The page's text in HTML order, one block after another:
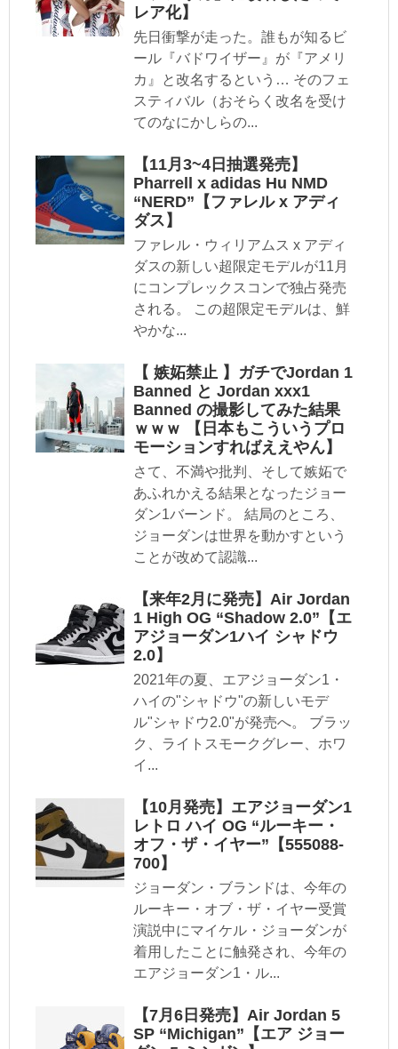
レア化】
先日衝撃が走った。誰もが知るビ
ール『バドワイザー』が『アメリ
カ』と改名するという… そのフェ
スティバル（おそらく改名を受け
てのなにかしらの...
【11月3~4日抽選発売】
Pharrell x adidas Hu NMD
“NERD”【ファレル x アディ
ダス】
ファレル・ウィリアムス x アディ
ダスの新しい超限定モデルが11月
にコンプレックスコンで独占発売
される。 この超限定モデルは、鮮
やかな...
【 嫉妬禁止 】ガチでJordan 1
Banned と Jordan xxx1
Banned の撮影してみた結果
ｗｗｗ 【日本もこういうプロ
モーションすればええやん】
さて、不満や批判、そして嫉妬で
あふれかえる結果となったジョー
ダン1バーンド。 結局のところ、
ジョーダンは世界を動かすという
ことが改めて認識...
【来年2月に発売】Air Jordan
1 High OG “Shadow 2.0”【エ
アジョーダン1ハイ シャドウ
2.0】
2021年の夏、エアジョーダン1・
ハイの"シャドウ"の新しいモデ
ル"シャドウ2.0"が発売へ。 ブラッ
ク、ライトスモークグレー、ホワ
イ...
【10月発売】エアジョーダン1
レトロ ハイ OG “ルーキー・
オフ・ザ・イヤー”【555088-
700】
ジョーダン・ブランドは、今年の
ルーキー・オブ・ザ・イヤー受賞
演説中にマイケル・ジョーダンが
着用したことに触発され、今年の
エアジョーダン1・ル...
【7月6日発売】Air Jordan 5
SP “Michigan”【エア ジョー